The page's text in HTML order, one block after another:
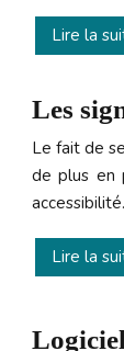
Lire la
Les
Le fait de
de plus en
Lire la